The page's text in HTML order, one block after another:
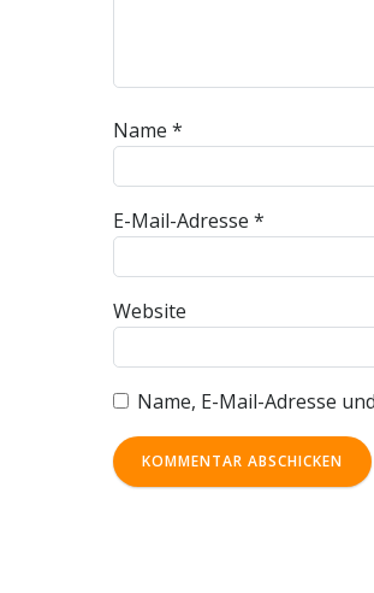
Name *
E-Mail-Adresse *
Website
Name, E-Mail-Adresse